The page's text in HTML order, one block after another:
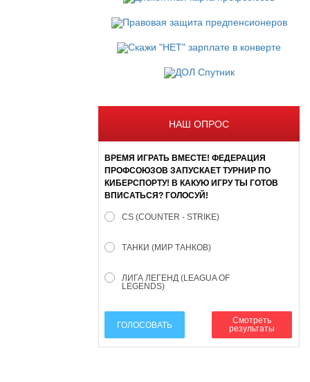
НАШ ОПРОС
ВРЕМЯ ИГРАТЬ ВМЕСТЕ! ФЕДЕРАЦИЯ
ПРОФСОЮЗОВ ЗАПУСКАЕТ ТУРНИР ПО
КИБЕРСПОРТУ! В КАКУЮ ИГРУ ТЫ ГОТОВ
ВПИСАТЬСЯ? ГОЛОСУЙ!
CS (COUNTER - STRIKE)
ТАНКИ (МИР ТАНКОВ)
ЛИГА ЛЕГЕНД (LEAGUA OF
LEGENDS)
ГОЛОСОВАТЬ
Смотреть
результаты